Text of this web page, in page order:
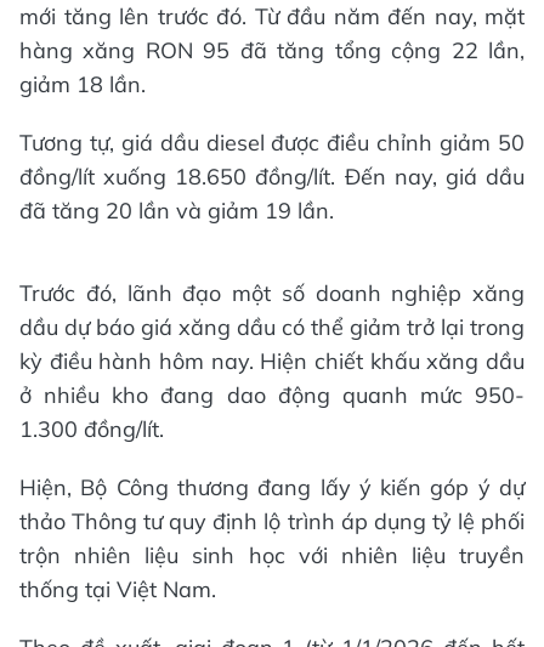
mới tăng lên trước đó. Từ đầu năm đến nay, mặt
hàng xăng RON 95 đã tăng tổng cộng 22 lần,
giảm 18 lần.
Tương tự, giá dầu diesel được điều chỉnh giảm 50
đồng/lít xuống 18.650 đồng/lít. Đến nay, giá dầu
đã tăng 20 lần và giảm 19 lần.
Trước đó, lãnh đạo một số doanh nghiệp xăng
dầu dự báo giá xăng dầu có thể giảm trở lại trong
kỳ điều hành hôm nay. Hiện chiết khấu xăng dầu
ở nhiều kho đang dao động quanh mức 950-
1.300 đồng/lít.
Hiện, Bộ Công thương đang lấy ý kiến góp ý dự
thảo Thông tư quy định lộ trình áp dụng tỷ lệ phối
trộn nhiên liệu sinh học với nhiên liệu truyền
thống tại Việt Nam.